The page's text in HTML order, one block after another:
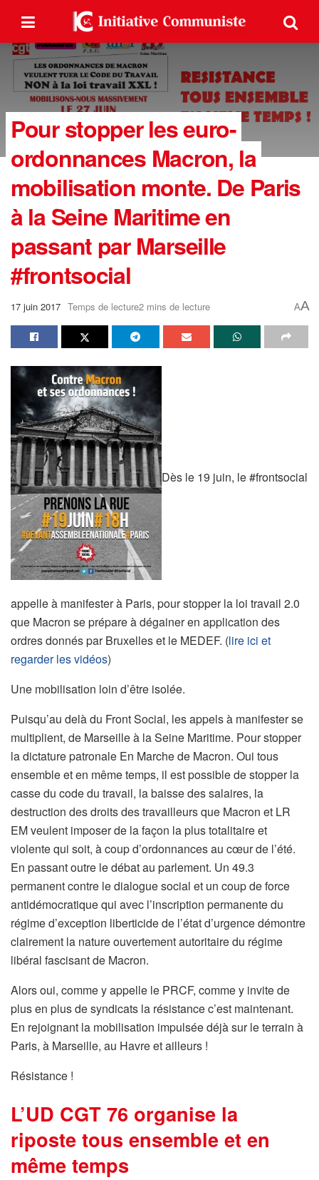
Pour stopper les euro-
ordonnances Macron, la
mobilisation monte. De Paris
à la Seine Maritime en
passant par Marseille
#frontsocial
17 juin 2017 Temps de lecture2 mins de lecture AA
Dès le 19 juin, le #frontsocial
appelle à manifester à Paris, pour stopper la loi travail 2.0
que Macron se prépare à dégainer en application des
ordres donnés par Bruxelles et le MEDEF. (lire ici et
regarder les vidéos)
Une mobilisation loin d’être isolée.
Puisqu’au delà du Front Social, les appels à manifester se
multiplient, de Marseille à la Seine Maritime. Pour stopper
la dictature patronale En Marche de Macron. Oui tous
ensemble et en même temps, il est possible de stopper la
casse du code du travail, la baisse des salaires, la
destruction des droits des travailleurs que Macron et LR
EM veulent imposer de la façon la plus totalitaire et
violente qui soit, à coup d’ordonnances au cœur de l’été.
En passant outre le débat au parlement. Un 49.3
permanent contre le dialogue social et un coup de force
antidémocratique qui avec l’inscription permanente du
régime d’exception liberticide de l’état d’urgence démontre
clairement la nature ouvertement autoritaire du régime
libéral fascisant de Macron.
Alors oui, comme y appelle le PRCF, comme y invite de
plus en plus de syndicats la résistance c’est maintenant.
En rejoignant la mobilisation impulsée déjà sur le terrain à
Paris, à Marseille, au Havre et ailleurs !
Résistance !
L’UD CGT 76 organise la
riposte tous ensemble et en
même temps